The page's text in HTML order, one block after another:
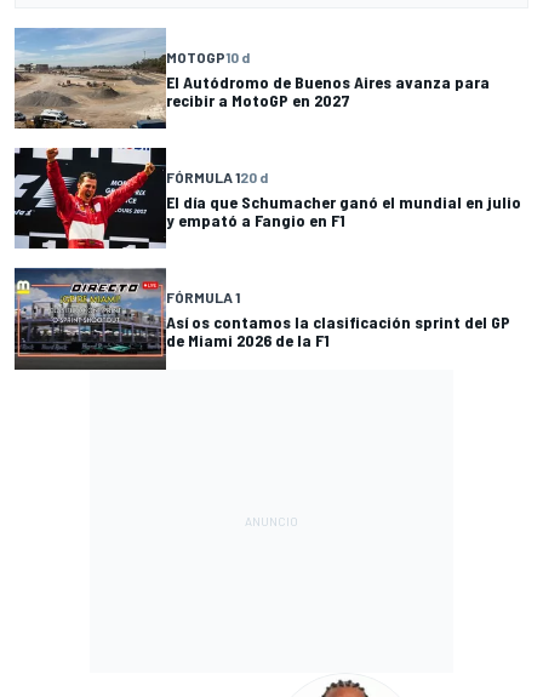
MOTOGP10 d
El Autódromo de Buenos Aires avanza para
recibir a MotoGP en 2027
FÓRMULA 120 d
El día que Schumacher ganó el mundial en julio
y empató a Fangio en F1
FÓRMULA 1
Así os contamos la clasificación sprint del GP
de Miami 2026 de la F1